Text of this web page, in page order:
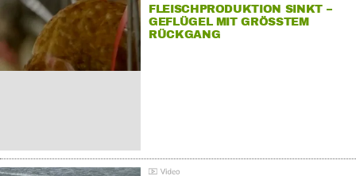
FLEISCHPRODUKTION SINKT –
GEFLÜGEL MIT GRÖSSTEM R
ÜCKGANG